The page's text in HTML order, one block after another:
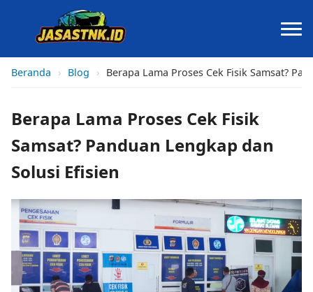
Beranda › Blog › Berapa Lama Proses Cek Fisik Samsat?
Berapa Lama Proses Cek Fisik
Samsat? Panduan Lengkap dan
Solusi Efisien